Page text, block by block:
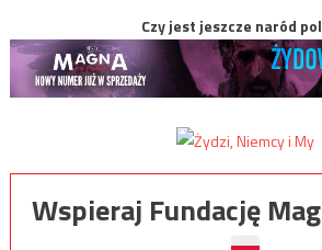
Czy jest jeszcze naród
Wspieraj Fundację